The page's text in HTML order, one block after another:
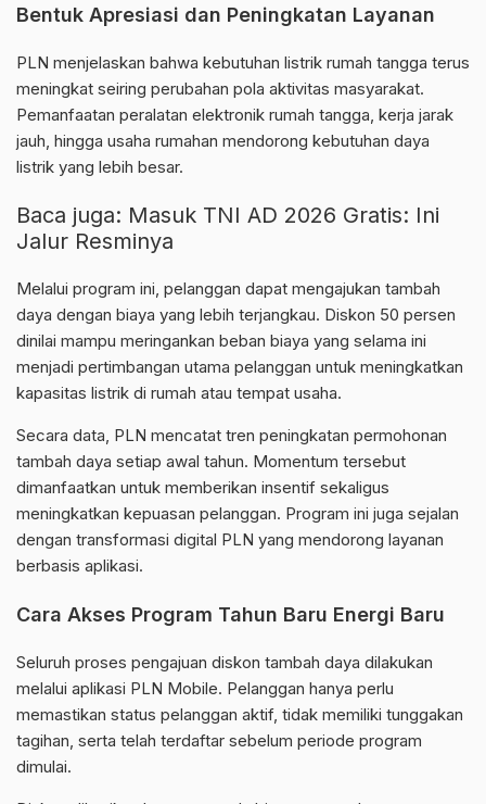
Bentuk Apresiasi dan Peningkatan Layanan
PLN menjelaskan bahwa kebutuhan listrik rumah tangga terus
meningkat seiring perubahan pola aktivitas masyarakat.
Pemanfaatan peralatan elektronik rumah tangga, kerja jarak
jauh, hingga usaha rumahan mendorong kebutuhan daya
listrik yang lebih besar.
Baca juga: Masuk TNI AD 2026 Gratis: Ini
Jalur Resminya
Melalui program ini, pelanggan dapat mengajukan tambah
daya dengan biaya yang lebih terjangkau. Diskon 50 persen
dinilai mampu meringankan beban biaya yang selama ini
menjadi pertimbangan utama pelanggan untuk meningkatkan
kapasitas listrik di rumah atau tempat usaha.
Secara data, PLN mencatat tren peningkatan permohonan
tambah daya setiap awal tahun. Momentum tersebut
dimanfaatkan untuk memberikan insentif sekaligus
meningkatkan kepuasan pelanggan. Program ini juga sejalan
dengan transformasi digital PLN yang mendorong layanan
berbasis aplikasi.
Cara Akses Program Tahun Baru Energi Baru
Seluruh proses pengajuan diskon tambah daya dilakukan
melalui aplikasi PLN Mobile. Pelanggan hanya perlu
memastikan status pelanggan aktif, tidak memiliki tunggakan
tagihan, serta telah terdaftar sebelum periode program
dimulai.